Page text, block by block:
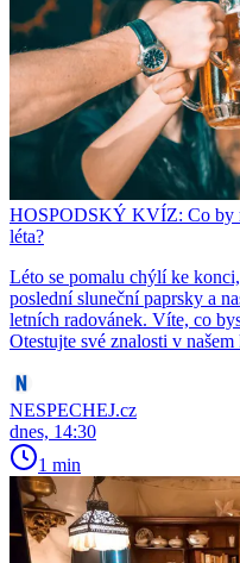
HOSPODSKÝ KVÍZ: Co by
léta?
Léto se pomalu chýlí ke
poslední sluneční paprsky a
letních radovánek. Víte, co
Otestujte své znalosti v
NESPECHEJ.cz
dnes, 14:30
1 min